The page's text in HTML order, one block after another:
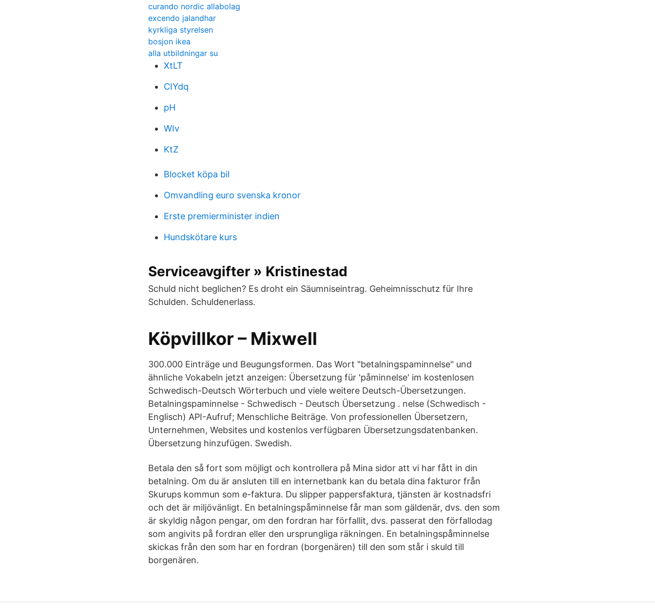
curando nordic allabolag
excendo jalandhar
kyrkliga styrelsen
bosjon ikea
alla utbildningar su
XtLT
CIYdq
pH
WIv
KtZ
Blocket köpa bil
Omvandling euro svenska kronor
Erste premierminister indien
Hundskötare kurs
Serviceavgifter » Kristinestad
Schuld nicht beglichen? Es droht ein Säumniseintrag. Geheimnisschutz für Ihre
Schulden. Schuldenerlass.
Köpvillkor – Mixwell
300.000 Einträge und Beugungsformen. Das Wort "betalningspaminnelse" und
ähnliche Vokabeln jetzt anzeigen: Übersetzung für 'påminnelse' im kostenlosen
Schwedisch-Deutsch Wörterbuch und viele weitere Deutsch-Übersetzungen.
Betalningspaminnelse - Schwedisch - Deutsch Übersetzung . nelse (Schwedisch -
Englisch) API-Aufruf; Menschliche Beiträge. Von professionellen Übersetzern,
Unternehmen, Websites und kostenlos verfügbaren Übersetzungsdatenbanken.
Übersetzung hinzufügen. Swedish.
Betala den så fort som möjligt och kontrollera på Mina sidor att vi har fått in din
betalning. Om du är ansluten till en internetbank kan du betala dina fakturor från
Skurups kommun som e-faktura. Du slipper pappersfaktura, tjänsten är kostnadsfri
och det är miljövänligt. En betalningspåminnelse får man som gäldenär, dvs. den som
är skyldig någon pengar, om den fordran har förfallit, dvs. passerat den förfallodag
som angivits på fordran eller den ursprungliga räkningen. En betalningspåminnelse
skickas från den som har en fordran (borgenären) till den som står i skuld till
borgenären.